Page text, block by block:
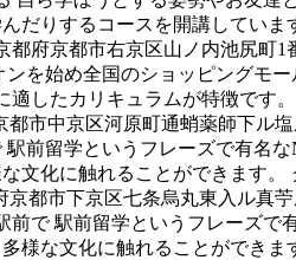
だりするコースを開講してい
都府京都市右京区山ノ内池尻町1
を始め全国のショッピングモ
適したカリキュラムが特徴です
都市中京区河原町通蛸薬師下ル
前留学というフレーズで有名
文化に触れることができます
京都市下京区七条烏丸東入ル真
前で 駅前留学というフレーズ
様な文化に触れることができ